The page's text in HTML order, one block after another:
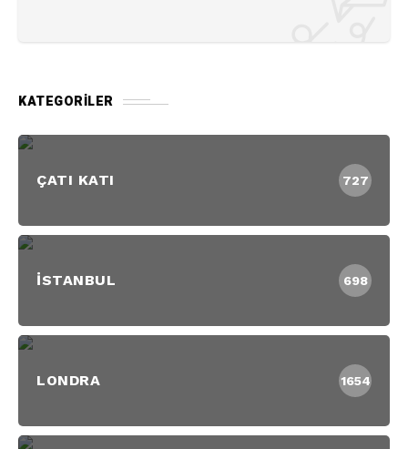
KATEGORILER
ÇATI KATI 727
İSTANBUL 698
LONDRA 1654